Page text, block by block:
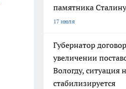
памятника Сталину
17 июля
Губернатор
увеличении
Вологду, ситуация
стабилизируется